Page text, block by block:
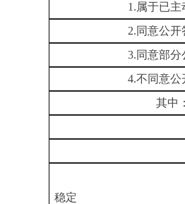
1.属于已主动公
2.同意公开答
3.同意部分公
4.不同意公开
其中：涉及
稳定